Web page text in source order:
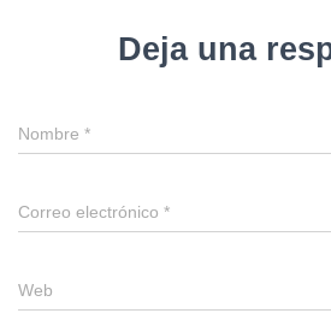
Deja una
Nombre *
Correo electrónico *
Web